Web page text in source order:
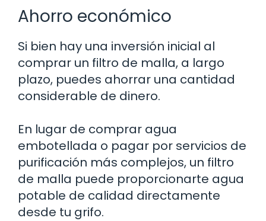
Ahorro económico
Si bien hay una inversión inicial al
comprar un filtro de malla, a largo
plazo, puedes ahorrar una cantidad
considerable de dinero.
En lugar de comprar agua
embotellada o pagar por servicios de
purificación más complejos, un filtro
de malla puede proporcionarte agua
potable de calidad directamente
desde tu grifo.